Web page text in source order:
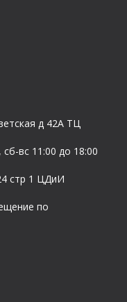
д 42А ТЦ
вс 11:00 до 18:00
стр 1 ЦДиИ
по